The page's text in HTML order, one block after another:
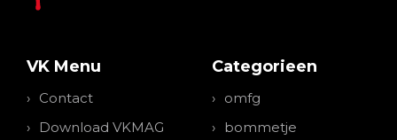
VK Menu
Contact
Download VKMAG
Categorieen
omfg
bommetje